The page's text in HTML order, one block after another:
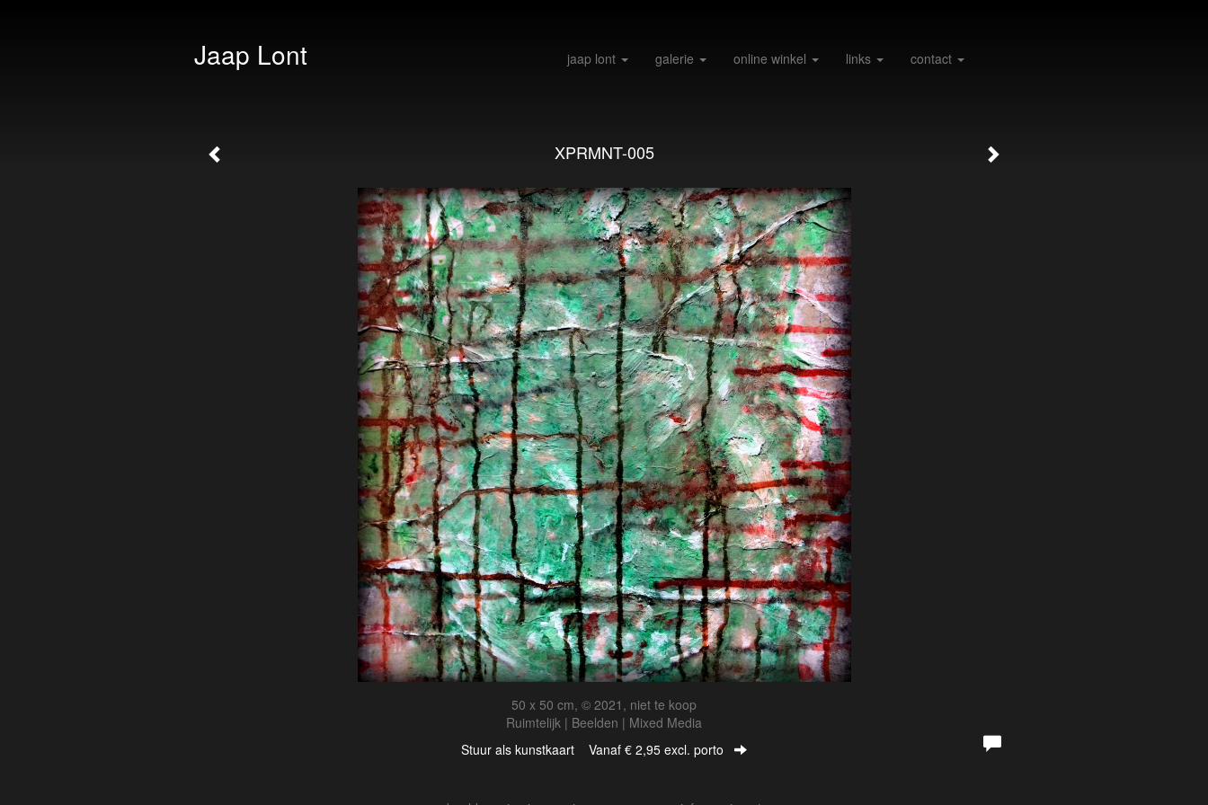
Jaap Lont jaap lont galerie online winkel links contact
XPRMNT-005
50 x 50 cm, © 2021, niet te koop
Ruimtelijk | Beelden | Mixed Media
Stuur als kunstkaart Vanaf € 2,95 excl. porto